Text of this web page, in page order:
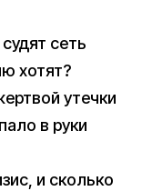
сеть
хотят?
утечки
в руки
и сколько